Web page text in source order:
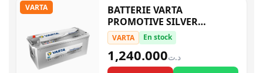
VARTA
BATTERIE VARTA
PROMOTIVE SILVER
1000A,180AH,M18M15
VARTA En stock
د.ت1,240.000